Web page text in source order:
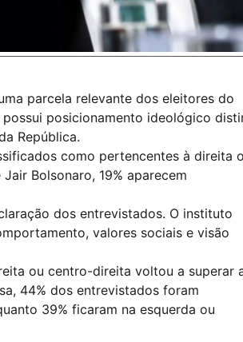
parcela relevante dos eleitores do
posicionamento ideológico
República.
como pertencentes à direita
Bolsonaro, 19% aparecem
dos entrevistados. O instituto
valores sociais e visão
ou centro-direita voltou a superar
44% dos entrevistados foram
39% ficaram na esquerda ou